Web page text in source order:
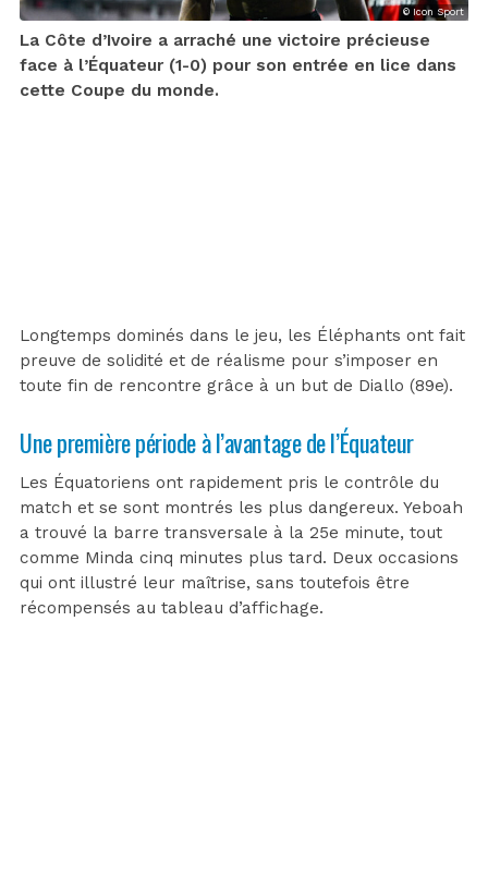
© Icon Sport
La Côte d’Ivoire a arraché une victoire précieuse
face à l’Équateur (1-0) pour son entrée en lice dans
cette Coupe du monde.
Longtemps dominés dans le jeu, les Éléphants ont fait
preuve de solidité et de réalisme pour s’imposer en
toute fin de rencontre grâce à un but de Diallo (89e).
Une première période à l’avantage de l’Équateur
Les Équatoriens ont rapidement pris le contrôle du
match et se sont montrés les plus dangereux. Yeboah
a trouvé la barre transversale à la 25e minute, tout
comme Minda cinq minutes plus tard. Deux occasions
qui ont illustré leur maîtrise, sans toutefois être
récompensés au tableau d’affichage.